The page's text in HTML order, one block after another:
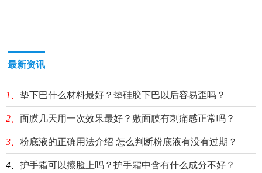
最新资讯
1、 垫下巴什么材料最好？垫硅胶下巴以后容易歪吗？
2、 面膜几天用一次效果最好？敷面膜有刺痛感正常吗？
3、 粉底液的正确用法介绍 怎么判断粉底液有没有过期？
4、 护手霜可以擦脸上吗？护手霜中含有什么成分不好？